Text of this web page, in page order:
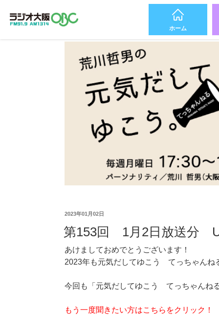
ホーム
2023年01月02日
第153回 1月2日放送分
あけましておめでとうございます！
2023年も元気だしてゆこう てっちゃんね
今回も「元気だしてゆこう てっちゃんね
もう一度聞きたい方はこちらをクリック！